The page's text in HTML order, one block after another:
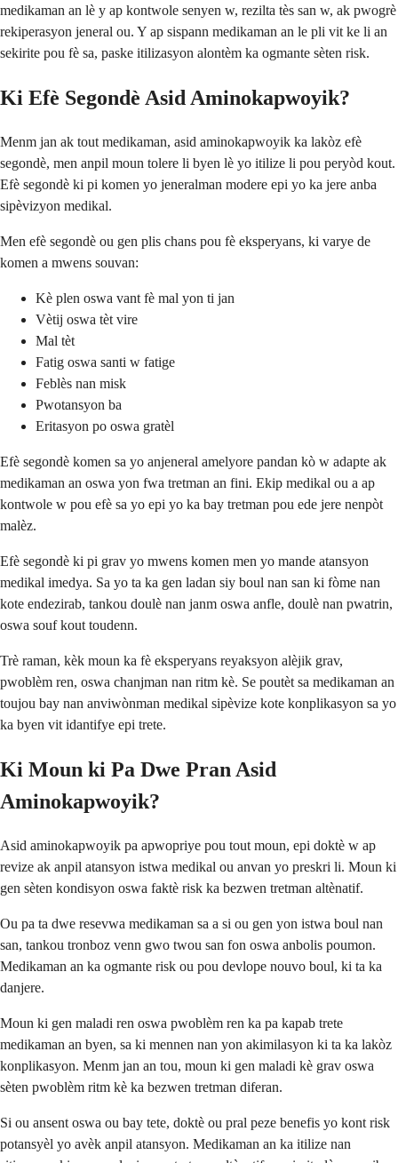
medikaman an lè y ap kontwole senyen w, rezilta tès san w, ak pwogrè
rekiperasyon jeneral ou. Y ap sispann medikaman an le pli vit ke li an
sekirite pou fè sa, paske itilizasyon alontèm ka ogmante sèten risk.
Ki Efè Segondè Asid Aminokapwoyik?
Menm jan ak tout medikaman, asid aminokapwoyik ka lakòz efè
segondè, men anpil moun tolere li byen lè yo itilize li pou peryòd kout.
Efè segondè ki pi komen yo jeneralman modere epi yo ka jere anba
sipèvizyon medikal.
Men efè segondè ou gen plis chans pou fè eksperyans, ki varye de
komen a mwens souvan:
Kè plen oswa vant fè mal yon ti jan
Vètij oswa tèt vire
Mal tèt
Fatig oswa santi w fatige
Feblès nan misk
Pwotansyon ba
Eritasyon po oswa gratèl
Efè segondè komen sa yo anjeneral amelyore pandan kò w adapte ak
medikaman an oswa yon fwa tretman an fini. Ekip medikal ou a ap
kontwole w pou efè sa yo epi yo ka bay tretman pou ede jere nenpòt
malèz.
Efè segondè ki pi grav yo mwens komen men yo mande atansyon
medikal imedya. Sa yo ta ka gen ladan siy boul nan san ki fòme nan
kote endezirab, tankou doulè nan janm oswa anfle, doulè nan pwatrin,
oswa souf kout toudenn.
Trè raman, kèk moun ka fè eksperyans reyaksyon alèjik grav,
pwoblèm ren, oswa chanjman nan ritm kè. Se poutèt sa medikaman an
toujou bay nan anviwònman medikal sipèvize kote konplikasyon sa yo
ka byen vit idantifye epi trete.
Ki Moun ki Pa Dwe Pran Asid
Aminokapwoyik?
Asid aminokapwoyik pa apwopriye pou tout moun, epi doktè w ap
revize ak anpil atansyon istwa medikal ou anvan yo preskri li. Moun ki
gen sèten kondisyon oswa faktè risk ka bezwen tretman altènatif.
Ou pa ta dwe resevwa medikaman sa a si ou gen yon istwa boul nan
san, tankou tronboz venn gwo twou san fon oswa anbolis poumon.
Medikaman an ka ogmante risk ou pou devlope nouvo boul, ki ta ka
danjere.
Moun ki gen maladi ren oswa pwoblèm ren ka pa kapab trete
medikaman an byen, sa ki mennen nan yon akimilasyon ki ta ka lakòz
konplikasyon. Menm jan an tou, moun ki gen maladi kè grav oswa
sèten pwoblèm ritm kè ka bezwen tretman diferan.
Si ou ansent oswa ou bay tete, doktè ou pral peze benefis yo kont risk
potansyèl yo avèk anpil atansyon. Medikaman an ka itilize nan